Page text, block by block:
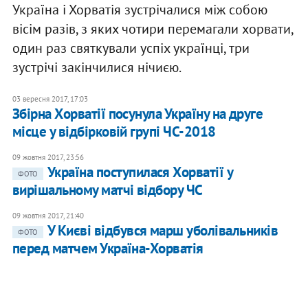
Україна і Хорватія зустрічалися між собою
вісім разів, з яких чотири перемагали хорвати,
один раз святкували успіх українці, три
зустрічі закінчилися нічиєю.
03 вересня 2017, 17:03
Збірна Хорватії посунула Україну на друге
місце у відбірковій групі ЧС-2018
09 жовтня 2017, 23:56
ФОТО
Україна поступилася Хорватії у
вирішальному матчі відбору ЧС
09 жовтня 2017, 21:40
ФОТО
У Києві відбувся марш уболівальників
перед матчем Україна-Хорватія